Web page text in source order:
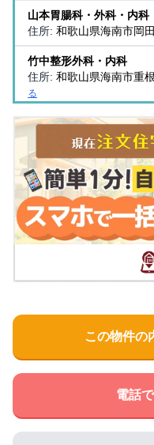
山本胃腸科・外科・内科
住所: 和歌山県海南市岡
竹中整形外科・内科
住所: 和歌山県海南市重
る
山本医院
和歌山県海南市且
（医）のぞみ会 木村医院
住所:和歌山県海南市沖
さいとうクリニック
住所:
和歌山県海南市重
和歌山県海南市沖
しおたにクリニック
この物件の
電話